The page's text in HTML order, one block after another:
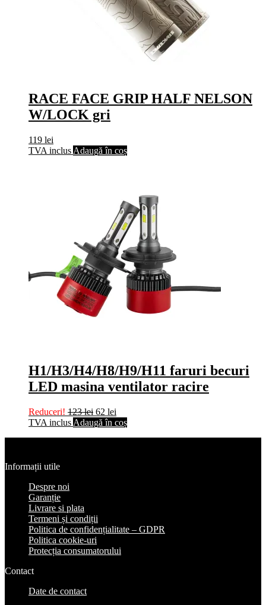
RACE FACE GRIP HALF NELSON
W/LOCK gri
119 lei
TVA inclus Adaugă în coș
H1/H3/H4/H8/H9/H11 faruri becuri
LED masina ventilator racire
Reduceri! 123lei 62 lei
TVA inclus Adaugă în coș
Informații utile
Despre noi
Garanție
Livrare si plata
Termeni și condiții
Politica de confidențialitate – GDPR
Politica cookie-uri
Protecția consumatorului
Contact
Date de contact